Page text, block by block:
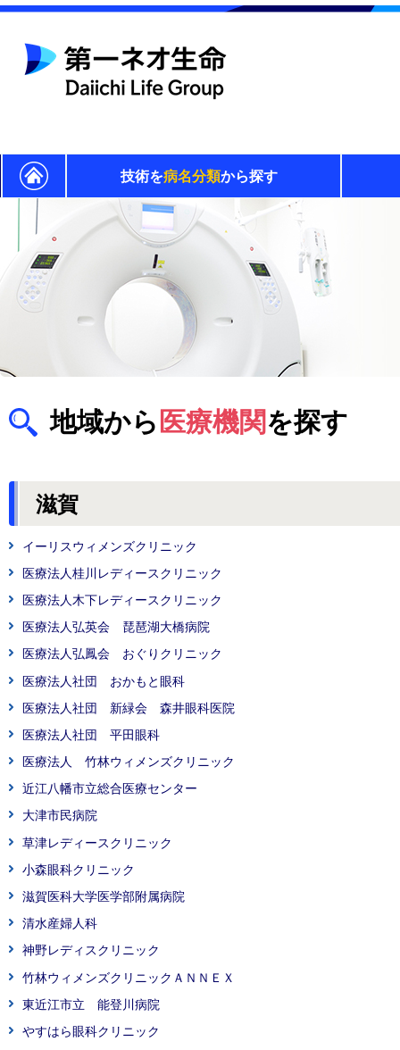
技術を病名分類から探す
地域から 医療機関を探す
滋賀
イーリスウィメンズクリニック
医療法人桂川レディースクリニック
医療法人木下レディースクリニック
医療法人弘英会 琵琶湖大橋病院
医療法人弘鳳会 おぐりクリニック
医療法人社団 おかもと眼科
医療法人社団 新緑会 森井眼科医院
医療法人社団 平田眼科
医療法人 竹林ウィメンズクリニック
近江八幡市立総合医療センター
大津市民病院
草津レディースクリニック
小森眼科クリニック
滋賀医科大学医学部附属病院
清水産婦人科
神野レディスクリニック
竹林ウィメンズクリニックＡＮＮＥＸ
東近江市立 能登川病院
やすはら眼科クリニック